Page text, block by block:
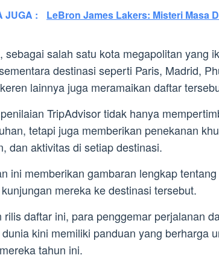
JUGA : LeBron James Lakers: Misteri Masa
sebagai salah satu kota megapolitan yang
destinasi seperti Paris, Madrid,
lainnya juga meramaikan daftar
TripAdvisor tidak hanya
tetapi juga memberikan penekanan
dan aktivitas di setiap destinasi.
ini memberikan gambaran lengkap
mereka ke destinasi tersebut.
rilis daftar ini, para penggemar perjalanan
kini memiliki panduan yang berharga
tahun ini.